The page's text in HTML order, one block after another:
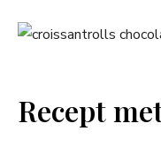
Recept